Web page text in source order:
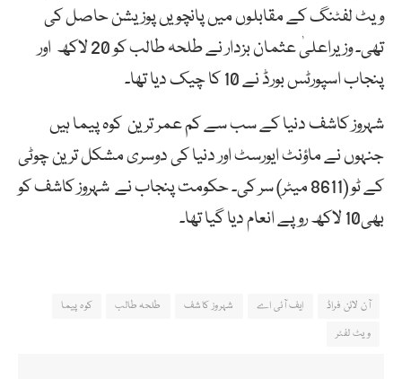
ویٹ لفٹنگ کے مقابلوں میں پانچویں پوزیشن حاصل کی
تھی۔ وزیراعلیٰ عثمان بزدار نے طلحہ طالب کو 20 لاکھ اور
پنجاب اسپورٹس بورڈ نے 10 کا چیک دیا تھا۔
شہروز کاشف دنیا کے سب سے کم عمر ترین کوہ پیما ہیں
جنہوں نے ماؤنٹ ایورسٹ اور دنیا کی دوسری مشکل ترین چوٹی
کے ٹو (8611 میٹر) سر کی۔ حکومت پنجاب نے شہروز کاشف کو
بھی10 لاکھ روپے انعام دیا گیا تھا۔
آن لائن فراڈ ایف آئی اے شہروز کاشف طلحہ طالب
کوہ پیما
ویٹ لفٹر